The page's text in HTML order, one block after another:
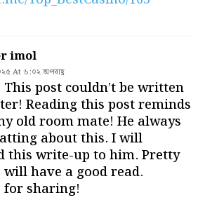
imol
At ৬:০২ অপরাহ্ণ
post couldn’t be written
Reading this post reminds
old room mate! He always
about this. I will
this write-up to him. Pretty
will have a good read.
for sharing!